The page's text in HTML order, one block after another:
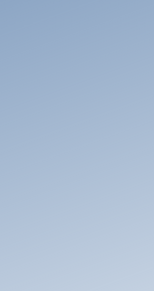
zu: Kundenwerbung
"Kunde wirbt Kunde"?
kann ich werben?
feststellen, ob der
einer Adresse verfügbar
von KTK ON. Kann
werben?
auch eine Prämie für
oder für die
anderen Tarifs?